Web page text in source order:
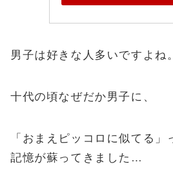
男子は好きな人多いですよね。
十代の頃なぜだか男子に、
「おまえピッコロに似てる」
記憶が蘇ってきました…